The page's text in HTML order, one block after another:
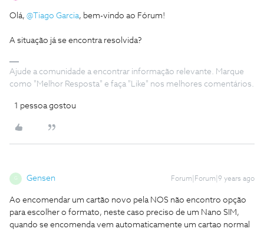
Olá, @Tiago Garcia, bem-vindo ao Fórum!
A situação já se encontra resolvida?
Ajude a comunidade a encontrar informação relevante. Marque
como "Melhor Resposta" e faça "Like" nos melhores comentários.
1 pessoa gostou
Gensen Forum|Forum|9 years ago
Ao encomendar um cartão novo pela NOS não encontro opção
para escolher o formato, neste caso preciso de um Nano SIM,
quando se encomenda vem automaticamente um cartao normal